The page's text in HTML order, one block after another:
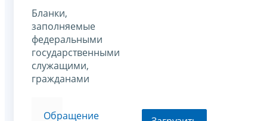
Бланки,
заполняемые
федеральными
государственными
служащими,
гражданами
Обращение